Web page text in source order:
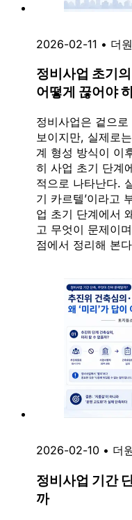
2026-02-11 • 더원
정비사업 초기
어떻게 끊어야
정비사업은 겉으
보이지만, 실제로
계 형성 방식이 이
히 사업 초기 단계
적으로 나타난다.
기 카르텔’이라고
업 초기 단계에서
고 무엇이 문제이
점에서 정리해 본
2026-02-10 • 더
정비사업 기간
까